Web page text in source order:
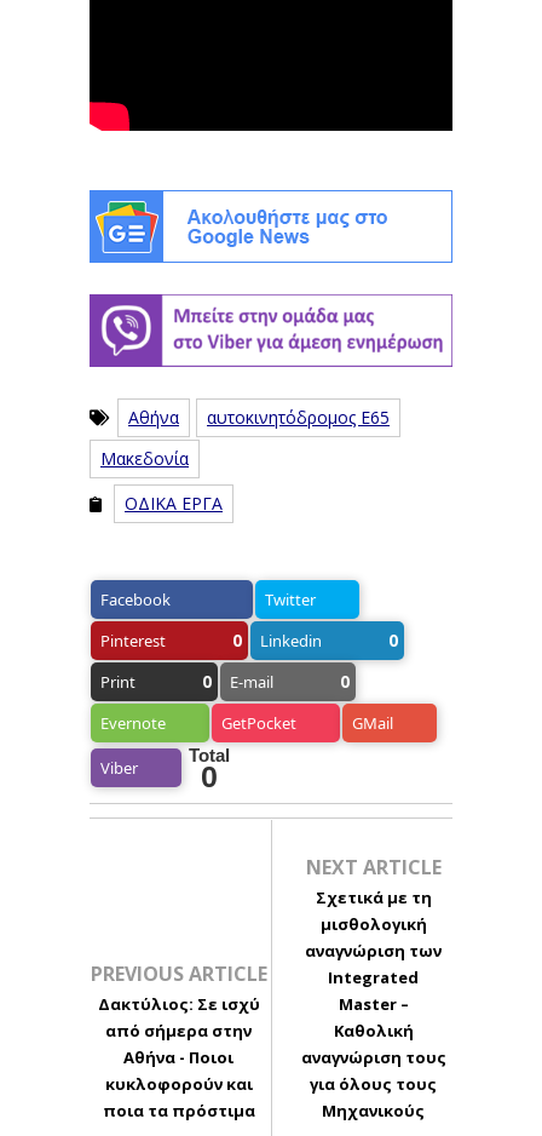
Αθήνα
αυτοκινητόδρομος Ε65
Μακεδονία
ΟΔΙΚΑ ΕΡΓΑ
Facebook
Twitter
Pinterest
0 Linkedin 0
Print 0 E-mail 0
Evernote GetPocket GMail
Viber
Total
0
PREVIOUS ARTICLE
Δακτύλιος: Σε ισχύ
από σήμερα στην
Αθήνα - Ποιοι
κυκλοφορούν και
ποια τα πρόστιμα
NEXT ARTICLE
Σχετικά με τη
μισθολογική
αναγνώριση των
Integrated
Master –
Καθολική
αναγνώριση τους
για όλους τους
Μηχανικούς